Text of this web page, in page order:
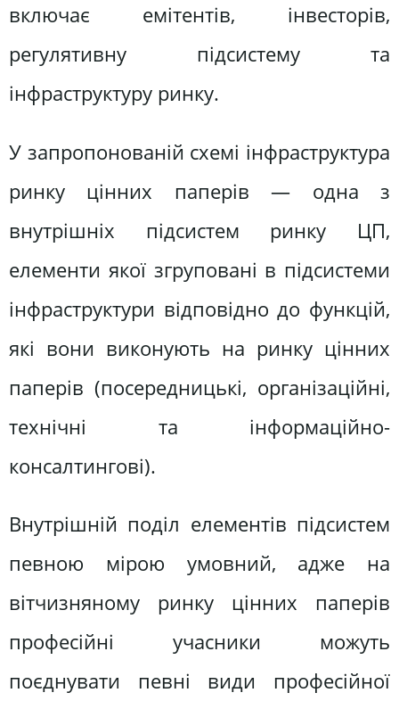
включає емітентів, інвесторів,
регулятивну підсистему та
інфраструктуру ринку.
У запропонованій схемі інфраструктура
ринку цінних паперів — одна з
внутрішніх підсистем ринку ЦП,
елементи якої згруповані в підсистеми
інфраструктури відповідно до функцій,
які вони виконують на ринку цінних
паперів (посередницькі, організаційні,
технічні та інформаційно-
консалтингові).
Внутрішній поділ елементів підсистем
певною мірою умовний, адже на
вітчизняному ринку цінних паперів
професійні учасники можуть
поєднувати певні види професійної